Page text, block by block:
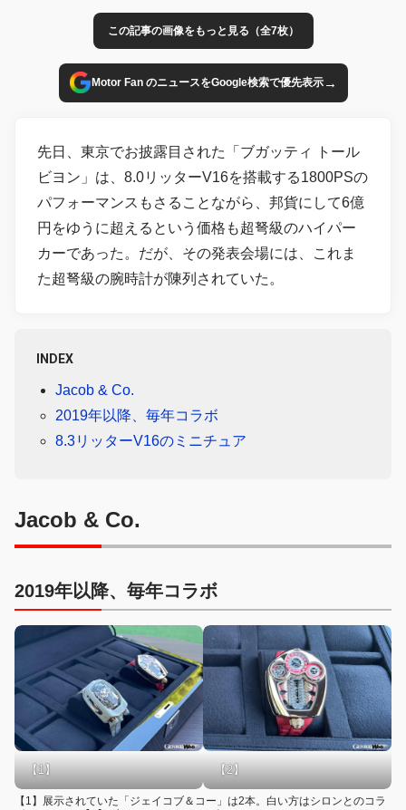
この記事の画像をもっと見る（全7枚）
Motor Fan のニュースをGoogle検索で優先表示→
先日、東京でお披露目された「ブガッティ トール
ビヨン」は、8.0リッターV16を搭載する1800PSの
パフォーマンスもさることながら、邦貨にして6億
円をゆうに超えるという価格も超弩級のハイパー
カーであった。だが、その発表会場には、これま
た超弩級の腕時計が陳列されていた。
INDEX
Jacob & Co.
2019年以降、毎年コラボ
8.3リッターV16のミニチュア
Jacob & Co.
2019年以降、毎年コラボ
【1】 【2】
【1】展示されていた「ジェイコブ＆コー」は2本。白い方はシロンとのコラ